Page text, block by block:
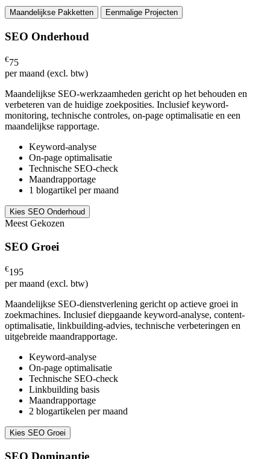
Maandelijkse Pakketten Eenmalige Projecten
SEO Onderhoud
€75
per maand (excl. btw)
Maandelijkse SEO-werkzaamheden gericht op het behouden en
verbeteren van de huidige zoekposities. Inclusief keyword-
monitoring, technische controles, on-page optimalisatie en een
maandelijkse rapportage.
Keyword-analyse
On-page optimalisatie
Technische SEO-check
Maandrapportage
1 blogartikel per maand
Kies SEO Onderhoud
Meest Gekozen
SEO Groei
€195
per maand (excl. btw)
Maandelijkse SEO-dienstverlening gericht op actieve groei in
zoekmachines. Inclusief diepgaande keyword-analyse, content-
optimalisatie, linkbuilding-advies, technische verbeteringen en
uitgebreide maandrapportage.
Keyword-analyse
On-page optimalisatie
Technische SEO-check
Linkbuilding basis
Maandrapportage
2 blogartikelen per maand
Kies SEO Groei